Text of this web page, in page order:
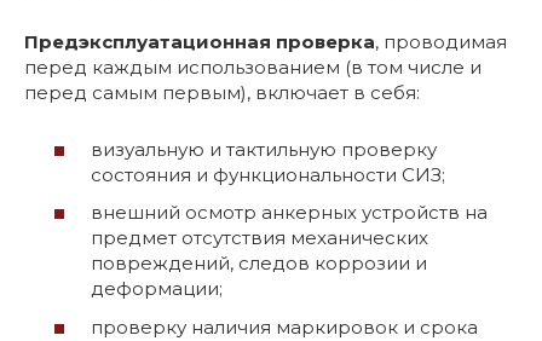
Предэксплуатационная проверка, проводимая
перед каждым использованием (в том числе и
перед самым первым), включает в себя:
визуальную и тактильную проверку
состояния и функциональности СИЗ;
внешний осмотр анкерных устройств на
предмет отсутствия механических
повреждений, следов коррозии и
деформации;
проверку наличия маркировок и срока